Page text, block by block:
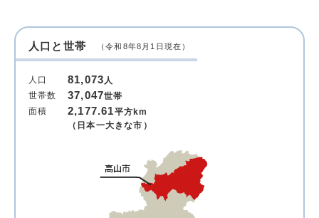
人口と世帯 （令和8年8月1日現在）
人口 81,073人
世帯数
37,047世帯
面積
2,177.61平方km
（日本一大きな市）